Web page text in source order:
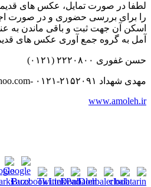
لطفا در صورت تمایل، عکس های
را برای بررسی حضوری و در صورت
اسکن آن جهت ثبت و باقی ماندن به
آمل به گروه جمع آوری عکس های
حسن غفوری ۲۲۲۰۸۰۰ (۰۱۲۱)
مهدی شهداد ۲۱۵۲۰۹۱-۰۱۲۱ -mdshahdad@yahoo.com
www.amoleh.ir